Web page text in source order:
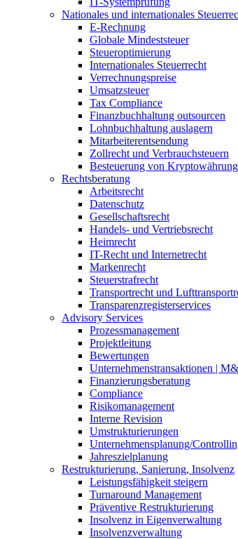
Nationales und internationales
E-Rechnung
Globale Mindeststeuer
Steueroptimierung
Internationales Steuerrecht
Verrechnungspreise
Umsatzsteuer
Tax Compliance
Finanzbuchhaltung outsourcen
Lohnbuchhaltung auslagern
Mitarbeiterentsendung
Zollrecht und Verbrauchsteuern
Besteuerung von
Rechtsberatung
Arbeitsrecht
Datenschutz
Gesellschaftsrecht
Handels- und Vertriebsrecht
Heimrecht
IT-Recht und Internetrecht
Markenrecht
Steuerstrafrecht
Transportrecht und
Transparenzregisterservices
Advisory Services
Prozessmanagement
Projektleitung
Bewertungen
Unternehmenstransaktionen |
Finanzierungsberatung
Compliance
Risikomanagement
Interne Revision
Umstrukturierungen
Unternehmensplanung/
Jahreszielplanung
Restrukturierung, Sanierung, Insolvenz
Leistungsfähigkeit steigern
Turnaround Management
Präventive Restrukturierung
Insolvenz in Eigenverwaltung
Insolvenzverwaltung